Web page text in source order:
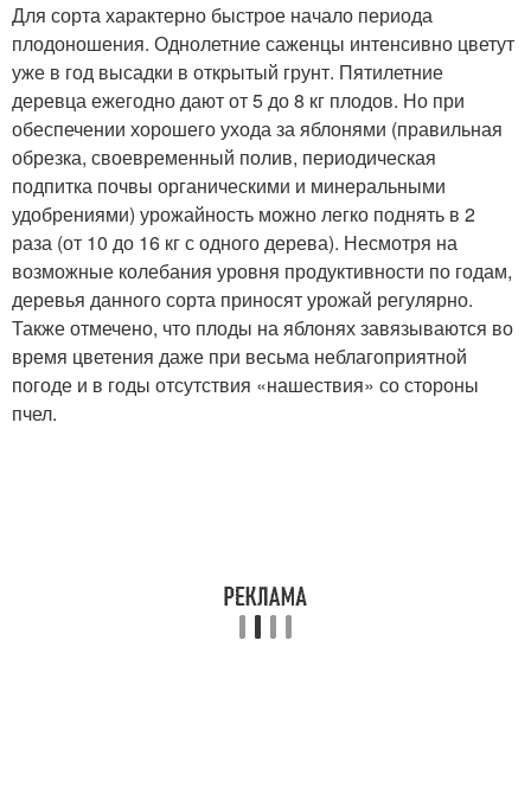
Для сорта характерно быстрое начало периода
плодоношения. Однолетние саженцы интенсивно цветут
уже в год высадки в открытый грунт. Пятилетние
деревца ежегодно дают от 5 до 8 кг плодов. Но при
обеспечении хорошего ухода за яблонями (правильная
обрезка, своевременный полив, периодическая
подпитка почвы органическими и минеральными
удобрениями) урожайность можно легко поднять в 2
раза (от 10 до 16 кг с одного дерева). Несмотря на
возможные колебания уровня продуктивности по годам,
деревья данного сорта приносят урожай регулярно.
Также отмечено, что плоды на яблонях завязываются во
время цветения даже при весьма неблагоприятной
погоде и в годы отсутствия «нашествия» со стороны
пчел.